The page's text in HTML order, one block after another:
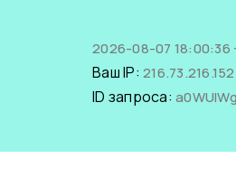
2026-08-07 18:00:36
Ваш IP: 216.73.216.152
ID запроса: